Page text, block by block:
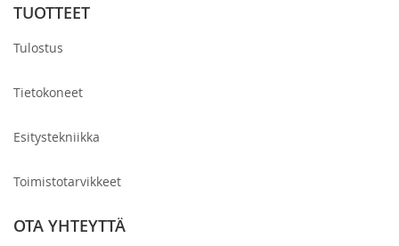
TUOTTEET
Tulostus
Tietokoneet
Esitystekniikka
Toimistotarvikkeet
OTA YHTEYTTÄ